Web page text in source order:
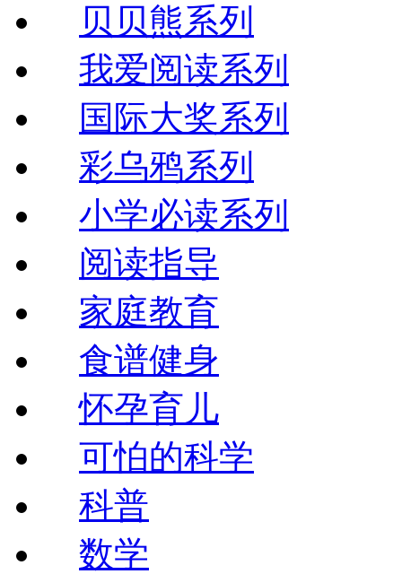
贝贝熊系列
我爱阅读系列
国际大奖系列
彩乌鸦系列
小学必读系列
阅读指导
家庭教育
食谱健身
怀孕育儿
可怕的科学
科普
数学